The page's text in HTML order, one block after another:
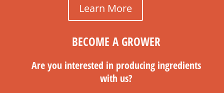
Learn More
BECOME A GROWER
Are you interested in producing ingredients
with us?